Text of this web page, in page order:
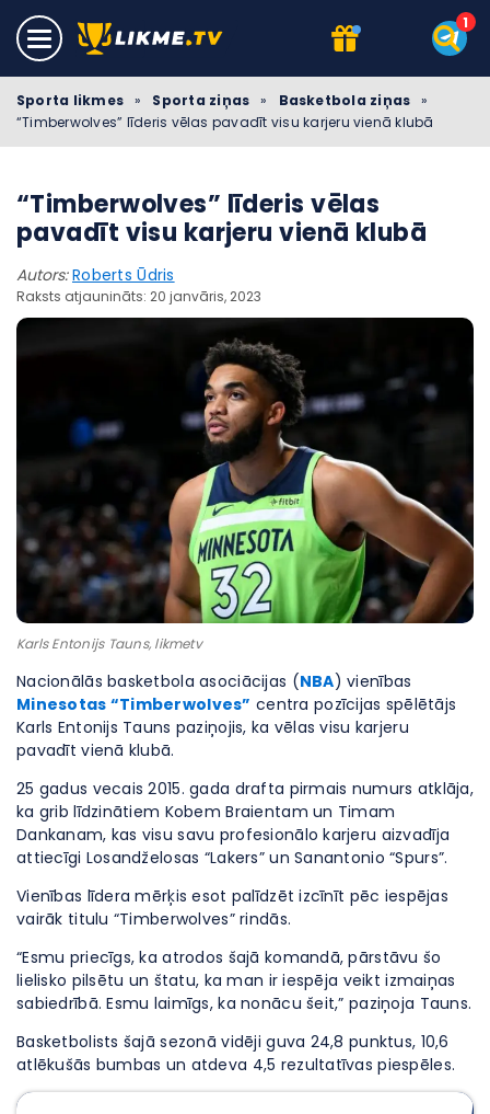
Sporta likmes » Sporta ziņas » Basketbola ziņas
»
“Timberwolves” līderis vēlas pavadīt visu karjeru vienā klubā
“Timberwolves” līderis vēlas
pavadīt visu karjeru vienā klubā
Autors:Roberts Ūdris
Raksts atjaunināts: 20 janvāris, 2023
Karls Entonijs Tauns, likmetv
Nacionālās basketbola asociācijas (NBA) vienības
Minesotas “Timberwolves” centra pozīcijas spēlētājs
Karls Entonijs Tauns paziņojis, ka vēlas visu karjeru
pavadīt vienā klubā.
25 gadus vecais 2015. gada drafta pirmais numurs atklāja,
ka grib līdzinātiem Kobem Braientam un Timam
Dankanam, kas visu savu profesionālo karjeru aizvadīja
attiecīgi Losandželosas “Lakers” un Sanantonio “Spurs”.
Vienības līdera mērķis esot palīdzēt izcīnīt pēc iespējas
vairāk titulu “Timberwolves” rindās.
“Esmu priecīgs, ka atrodos šajā komandā, pārstāvu šo
lielisko pilsētu un štatu, ka man ir iespēja veikt izmaiņas
sabiedrībā. Esmu laimīgs, ka nonācu šeit,” paziņoja Tauns.
Basketbolists šajā sezonā vidēji guva 24,8 punktus, 10,6
atlēkušās bumbas un atdeva 4,5 rezultatīvas piespēles.